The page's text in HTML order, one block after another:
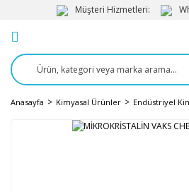
Müşteri Hizmetleri:
Anasayfa Kimyasal Ürünler Endüstriyel